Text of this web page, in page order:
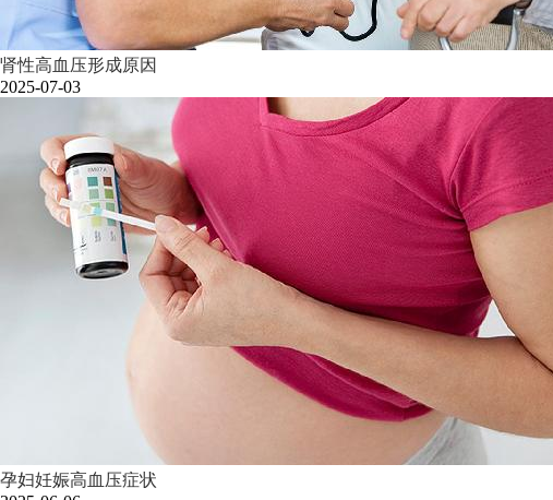
肾性高血压形成原因
2025-07-03
孕妇妊娠高血压症状